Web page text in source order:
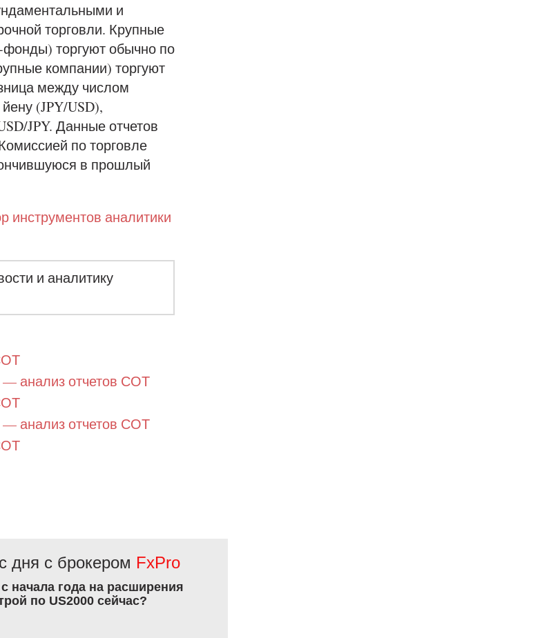
и
торговли. Крупные
фонды) торгуют обычно по
компании) торгуют
между числом
(JPY/USD),
JPY. Данные отчетов
по торговле
в прошлый
инструментов аналитики
и аналитику
анализ отчетов СОТ
анализ отчетов СОТ
дня с брокером FxPro
начала года на расширения
по US2000 сейчас?